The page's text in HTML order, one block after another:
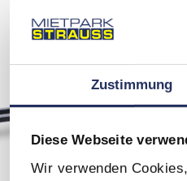
Zustimmung
Diese Webseite
Wir verwenden